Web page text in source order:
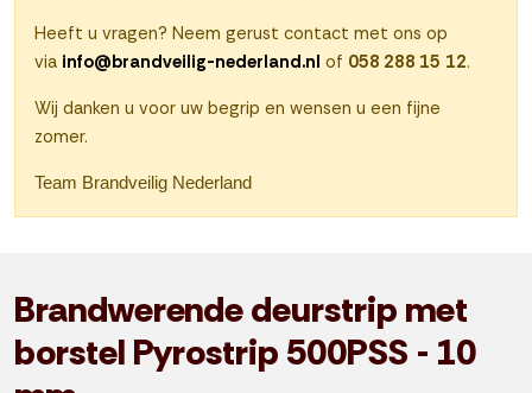
Heeft u vragen? Neem gerust contact met ons op
via info@brandveilig-nederland.nl of 058 288 15 12.
Wij danken u voor uw begrip en wensen u een fijne
zomer.
Team Brandveilig Nederland
Brandwerende deurstrip met
borstel Pyrostrip 500PSS - 10